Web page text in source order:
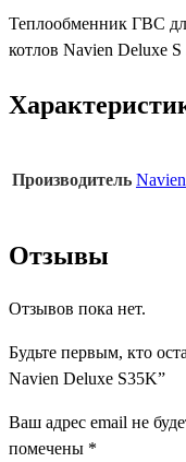
Теплообменник ГВС
котлов Navien Deluxe
Производитель Navien
Отзывы
Отзывов пока нет.
Будьте первым, кто
Navien Deluxe S35K”
Ваш адрес email не
помечены *